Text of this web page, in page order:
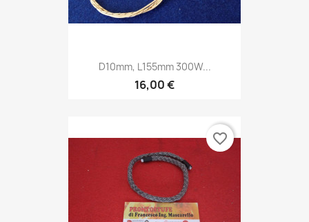
D10mm, L155mm 300W...
16,00 €
favorite_border